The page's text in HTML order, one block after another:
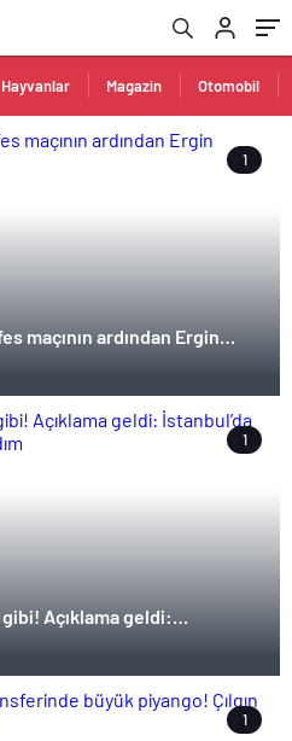
Hayvanlar Magazin Otomobil
1
maçının ardından Ergin
1
Açıklama geldi:
alkışlandım
1